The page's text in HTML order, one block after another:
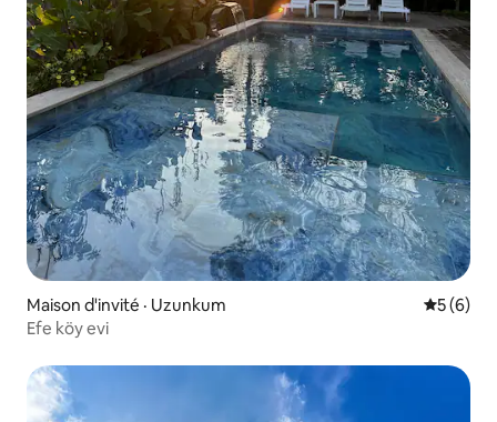
Maison d'invité · Uzunkum Note
5 (6)
Efe köy evi